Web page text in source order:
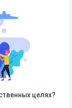
целях?